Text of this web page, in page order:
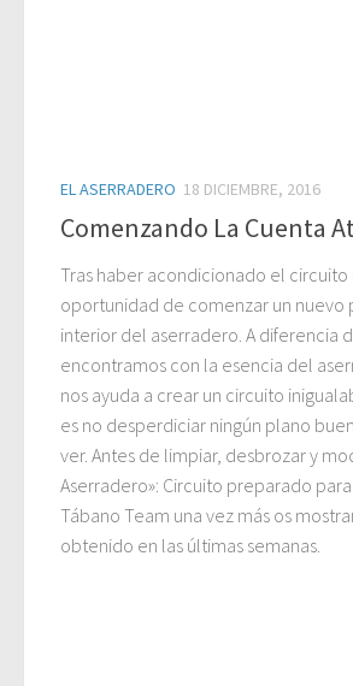
EL ASERRADERO 18 DICIEMBRE, 2016
Comenzando La Cuenta
Tras haber acondicionado el circuito
oportunidad de comenzar un nuevo
interior del aserradero. A diferencia
encontramos con la esencia del
nos ayuda a crear un circuito
es no desperdiciar ningún plano
ver. Antes de limpiar, desbrozar y
Aserradero»: Circuito preparado
Tábano Team una vez más os
obtenido en las últimas semanas.